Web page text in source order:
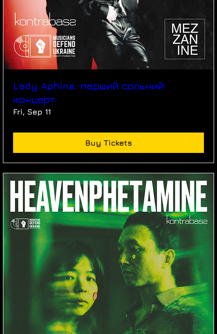
Lady Aphina: перший сольний
концерт
Fri, Sep 11
Buy Tickets